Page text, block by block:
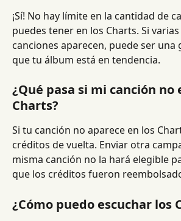
¡Sí! No hay límite en la cantidad de
puedes tener en los Charts. Si
canciones aparecen, puede ser una
que tu álbum está en tendencia.
¿Qué pasa si mi canción no
Charts?
Si tu canción no aparece en los
créditos de vuelta. Enviar otra
misma canción no la hará elegible
que los créditos fueron
¿Cómo puedo escuchar los